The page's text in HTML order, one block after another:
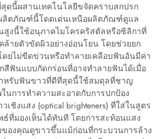
ดนี้ผสานเทคโนโลยีขจัดคราบสกปรก
ลิตภัณฑ์นี้โดดเด่นเหนือผลิตภัณฑ์ดูแล
สูงนี้ใช้อนุภาคไมโครคริสตัลหรือซิลิกาที่
ายตัวขัดผิวอย่างอ่อนโยน โดยช่วยยก
ยไม่ขีดข่วนหรือทำลายเคลือบฟันอันมีค่า
สีฟันแบบกัดกร่อนที่อาจทำลายฟันได้เมื่อ
หรับฟันขาวที่ดีที่สุดนี้ใช้สมดุลที่ชาญ
นการทำความสะอาดกับการปกป้อง
ชิงแสง (optical brighteners) ที่ใส่ในสูตร
ธ์ที่มองเห็นได้ทันที โดยการสะท้อนแสง
ของคุณดูขาวขึ้นแม้ก่อนที่กระบวนการล้าง